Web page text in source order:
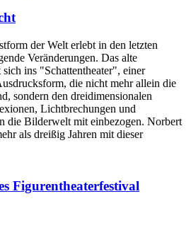
der Welt erlebt in den letzten
Veränderungen. Das alte
ins "Schattentheater", einer
die nicht mehr allein die
sondern den dreidimensionalen
Lichtbrechungen und
die Bilderwelt mit einbezogen. Norbert
als dreißig Jahren mit dieser
Figurentheaterfestival